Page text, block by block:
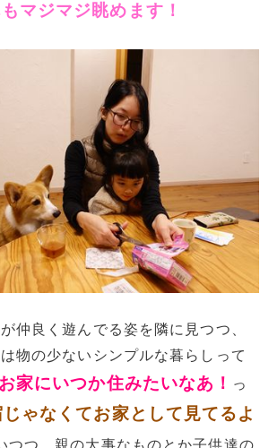
マジマジ眺めます！
仲良く遊んでる姿を隣に見つつ、
物の少ないシンプルな暮らしって
家にいつか住みたいなあ！ っ
ゃなくてお家として見てるよ
つつ、親の大事なものとか子供達の